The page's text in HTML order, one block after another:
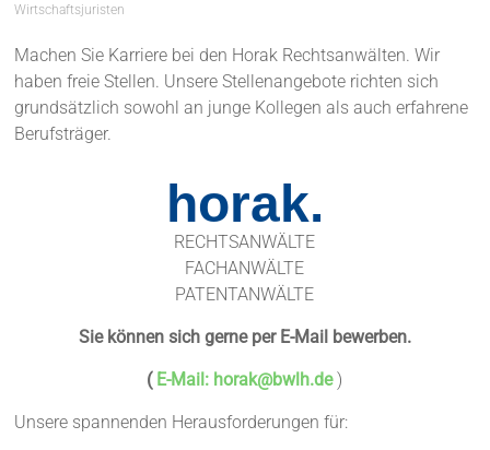
Wirtschaftsjuristen
Machen Sie Karriere bei den Horak Rechtsanwälten. Wir
haben freie Stellen. Unsere Stellenangebote richten sich
grundsätzlich sowohl an junge Kollegen als auch erfahrene
Berufsträger.
horak.
RECHTSANWÄLTE
FACHANWÄLTE
PATENTANWÄLTE
Sie können sich gerne per E-Mail bewerben.
( E-Mail: horak@bwlh.de)
Unsere spannenden Herausforderungen für: